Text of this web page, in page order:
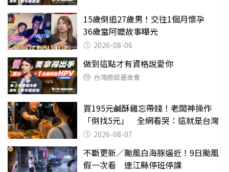
15歲倒追27歲男！交往1個月懷孕
36歲當阿嬤故事曝光
2026-08-06
做到這點才有資格說愛你
台灣癌症基金會
買195元鹹酥雞忘帶錢！老闆神操作
「倒找5元」 全網看哭：這就是台灣
2026-08-07
不斷更新／颱風白海豚逼近！9日颱風
假一次看 連江縣停班停課